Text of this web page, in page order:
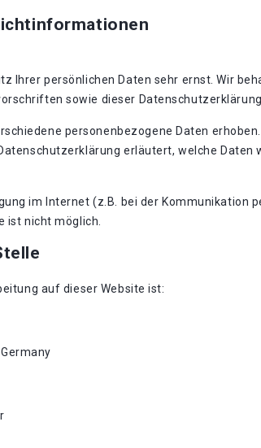
Ihrer persönlichen Daten sehr ernst. Wir
sowie dieser Datenschutzerklärung.
personenbezogene Daten
erläutert, welche
im Internet (z.B. bei der Kommunikation
ist nicht möglich.
auf dieser Website ist: